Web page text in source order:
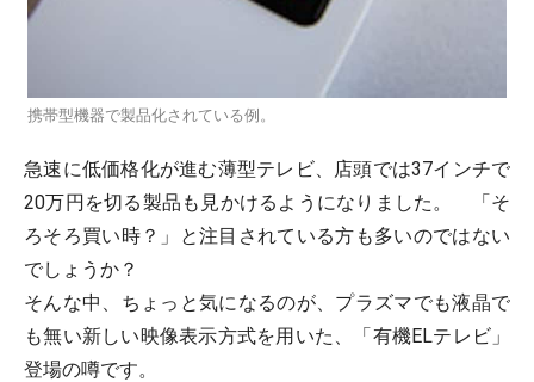
携帯型機器で製品化されている例。
急速に低価格化が進む薄型テレビ、店頭では37インチで
20万円を切る製品も見かけるようになりました。 「そ
ろそろ買い時？」と注目されている方も多いのではない
でしょうか？
そんな中、ちょっと気になるのが、プラズマでも液晶で
も無い新しい映像表示方式を用いた、「有機ELテレビ」
登場の噂です。